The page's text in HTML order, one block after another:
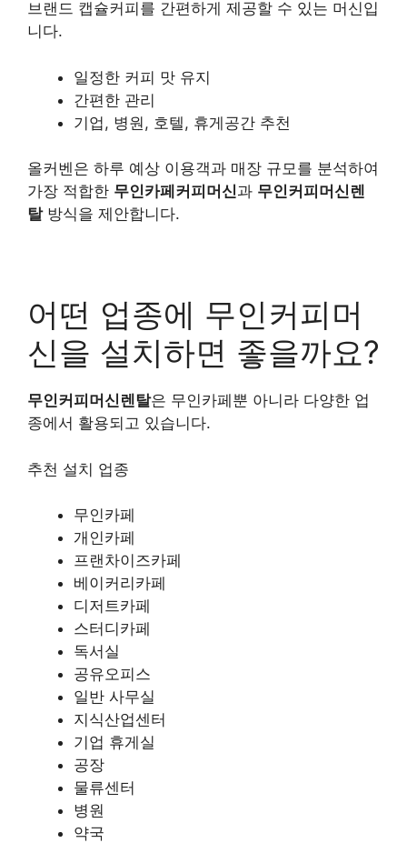
브랜드 캡슐커피를 간편하게 제공할 수 있는 머신입
니다.
일정한 커피 맛 유지
간편한 관리
기업, 병원, 호텔, 휴게공간 추천
올커벤은 하루 예상 이용객과 매장 규모를 분석하여
가장 적합한 무인카페커피머신과 무인커피머신렌
탈방식을 제안합니다.
어떤 업종에 무인커피머
신을 설치하면 좋을까요?
무인커피머신렌탈은 무인카페뿐 아니라 다양한 업
종에서 활용되고 있습니다.
추천 설치 업종
무인카페
개인카페
프랜차이즈카페
베이커리카페
디저트카페
스터디카페
독서실
공유오피스
일반 사무실
지식산업센터
기업 휴게실
공장
물류센터
병원
약국